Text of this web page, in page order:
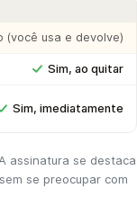
(você usa e devolve)
Sim, ao quitar
Sim, imediatamente
assinatura se destaca
se preocupar com